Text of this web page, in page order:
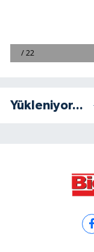
Yükleniyor...